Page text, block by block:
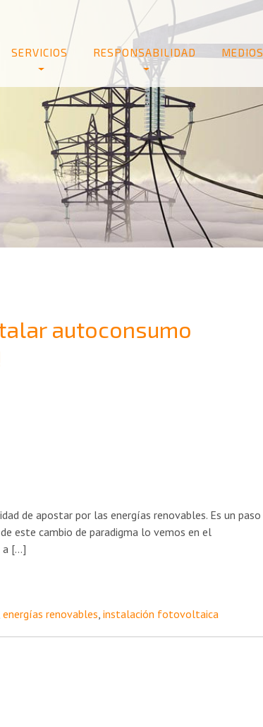
SERVICIOS RESPONSABILIDAD MEDIOS
autoconsumo
de apostar por las energías renovables. Es un paso
este cambio de paradigma lo vemos en el
a […]
energías renovables instalación fotovoltaica